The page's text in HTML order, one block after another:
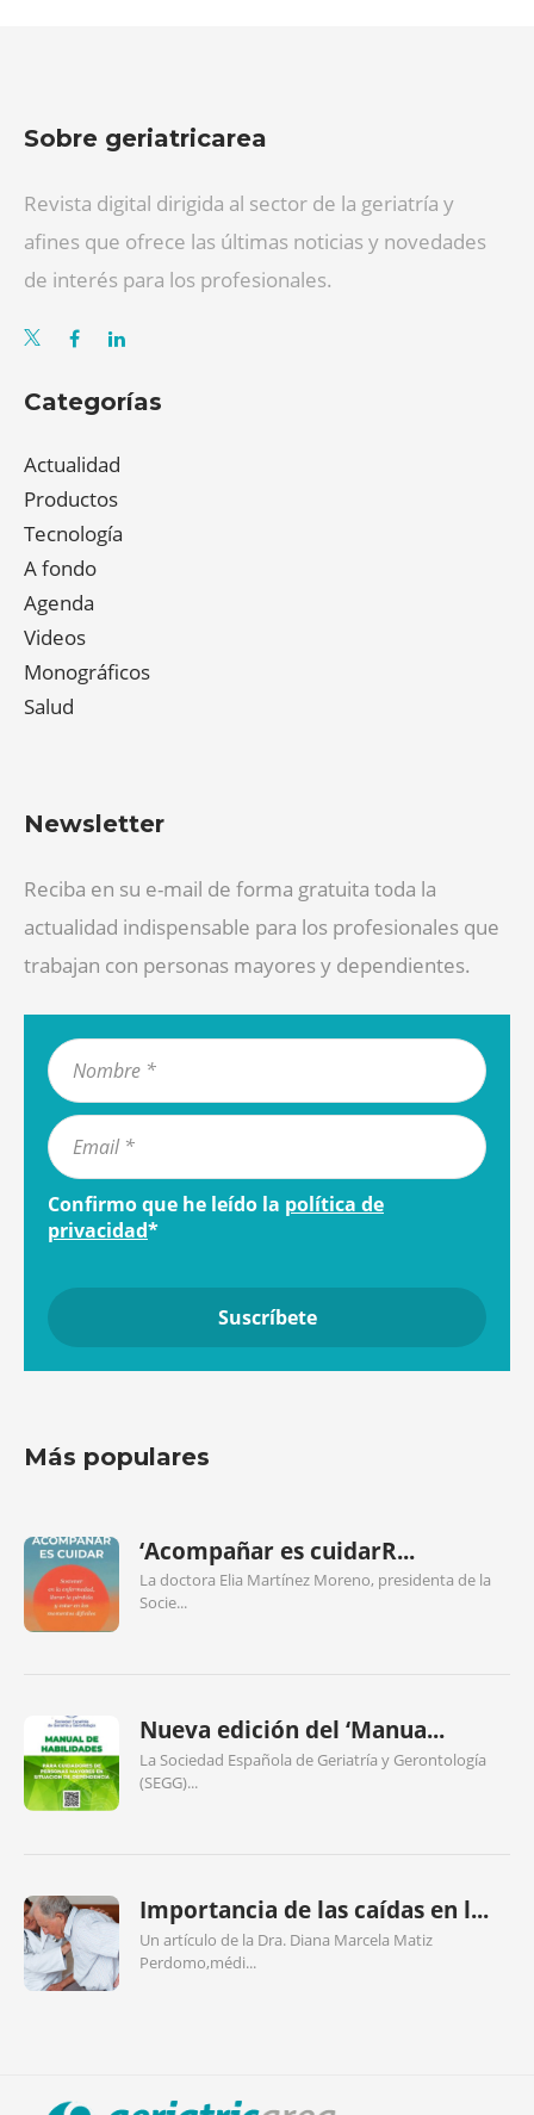
Sobre geriatricarea
Revista digital dirigida al sector de la geriatría y
afines que ofrece las últimas noticias y novedades
de interés para los profesionales.
Categorías
Actualidad
Productos
Tecnología
A fondo
Agenda
Videos
Monográficos
Salud
Newsletter
Reciba en su e-mail de forma gratuita toda la
actualidad indispensable para los profesionales que
trabajan con personas mayores y dependientes.
Confirmo que he leído la política de
privacidad*
Más populares
‘Acompañar es cuidarR...
La doctora Elia Martínez Moreno, presidenta de la
Socie...
Nueva edición del ‘Manua...
La Sociedad Española de Geriatría y Gerontología
(SEGG)...
Importancia de las caídas en l...
Un artículo de la Dra. Diana Marcela Matiz
Perdomo,médi...